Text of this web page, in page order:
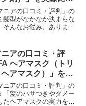
想
ニアの口コミ・評判」の
髪型がなかなか決まらな
んなお悩み、ありませ
ニアの口コミ・評
ヘアマスク（トリ
アマスク）」を実
正直感想
ニアの口コミ・評判」の
「髪のパサつきやダメー
ヘアマスクの実力を徹